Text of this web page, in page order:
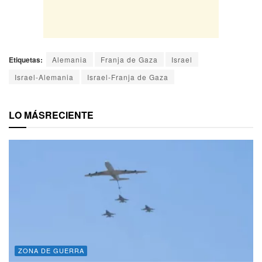
Etiquetas: Alemania Franja de Gaza
Israel
Israel-Alemania
Israel-Franja de Gaza
LO MÁSRECIENTE
ZONA DE GUERRA